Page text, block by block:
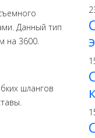
Данный тип
на 3600.
шлангов